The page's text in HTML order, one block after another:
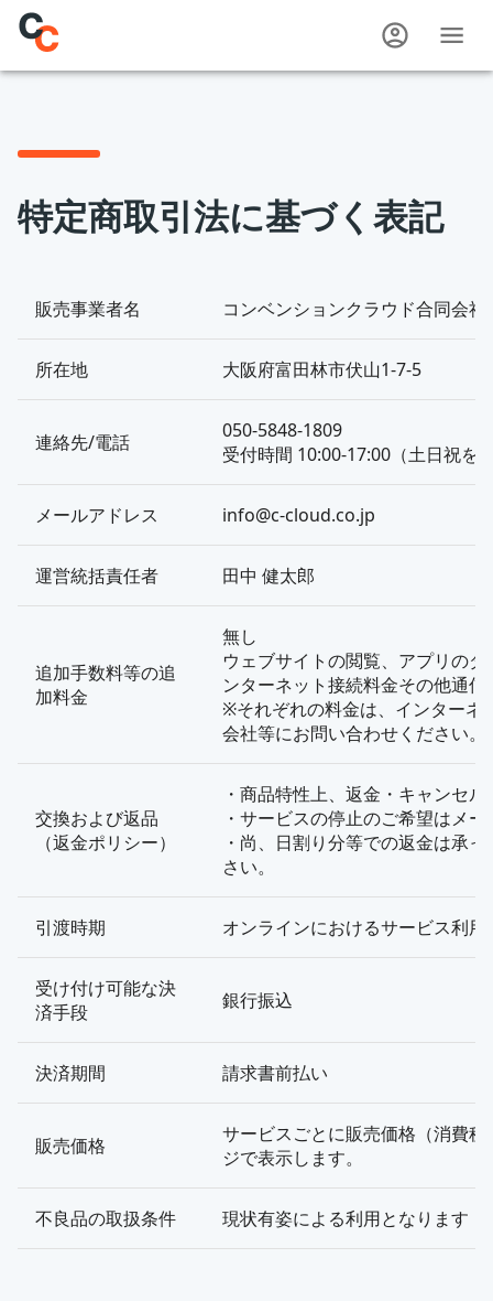
特定商取引法に基づく表記
販売事業者名 コンベンションクラウド合同会社
所在地 大阪府富田林市伏山1-7-5
連絡先/電話
050-5848-1809
受付時間 10:00-17:00（土日祝を
メールアドレス info@c-cloud.co.jp
運営統括責任者 田中 健太郎
追加手数料等の追
加料金
無し
ウェブサイトの閲覧、アプリの
ンターネット接続料金その他通信
※それぞれの料金は、インターネ
会社等にお問い合わせください。
交換および返品
（返金ポリシー）
・商品特性上、返金・キャンセ
・サービスの停止のご希望はメ
・尚、日割り分等での返金は承
さい。
引渡時期 オンラインにおけるサービス利用
受け付け可能な決
済手段
銀行振込
決済期間 請求書前払い
販売価格
サービスごとに販売価格（消費
ジで表示します。
不良品の取扱条件 現状有姿による利用となります